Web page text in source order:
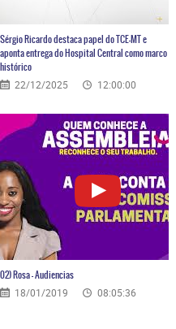
Sérgio Ricardo destaca papel do TCE-MT e
aponta entrega do Hospital Central como marco
histórico
22/12/2025 12:00:00
02) Rosa – Audiencias
18/01/2019 08:05:36